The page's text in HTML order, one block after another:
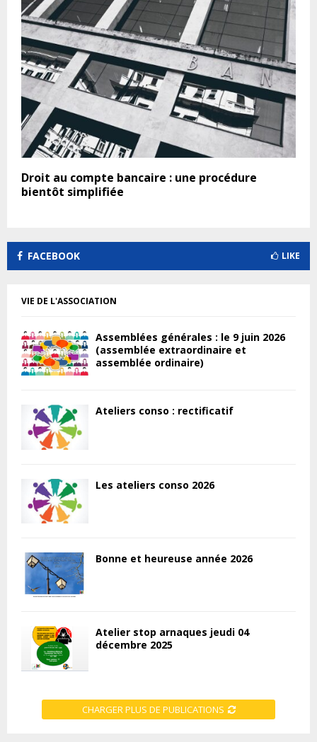
Droit au compte bancaire : une procédure
bientôt simplifiée
FACEBOOK LIKE
VIE DE L'ASSOCIATION
Assemblées générales : le 9 juin 2026
(assemblée extraordinaire et
assemblée ordinaire)
Ateliers conso : rectificatif
Les ateliers conso 2026
Bonne et heureuse année 2026
Atelier stop arnaques jeudi 04
décembre 2025
CHARGER PLUS DE PUBLICATIONS